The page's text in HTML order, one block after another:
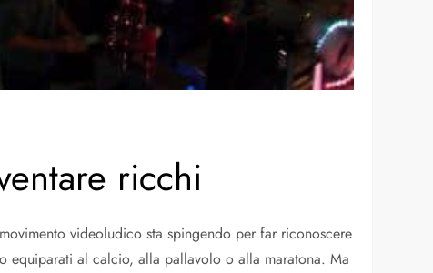
ricchi
videoludico sta spingendo per far riconoscere
equiparati al calcio, alla pallavolo o alla maratona. Ma